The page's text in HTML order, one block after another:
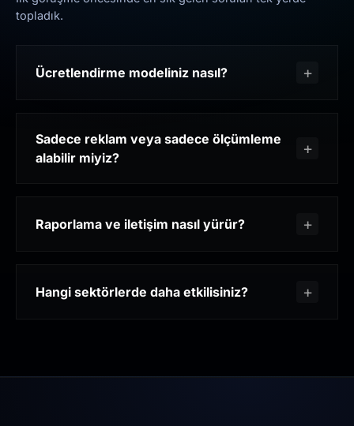
topladık.
Ücretlendirme modeliniz nasıl?
Sadece reklam veya sadece ölçümleme
alabilir miyiz?
Raporlama ve iletişim nasıl yürür?
Hangi sektörlerde daha etkilisiniz?